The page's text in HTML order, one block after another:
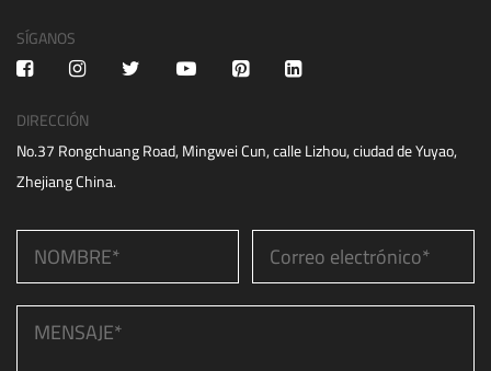
SÍGANOS
DIRECCIÓN
No.37 Rongchuang Road, Mingwei Cun, calle Lizhou, ciudad de Yuyao,
Zhejiang China.